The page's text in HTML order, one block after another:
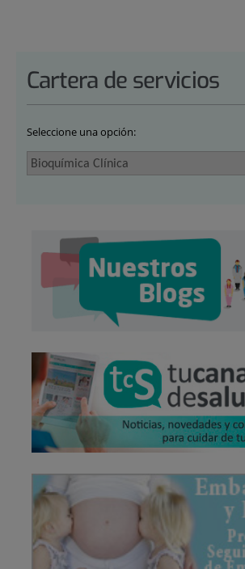
Cartera de servicios
Seleccione una opción: